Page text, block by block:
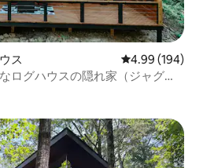
ス レビュー194
4.99 (194)
ログハウスの隠れ家（ジャグジ
す。